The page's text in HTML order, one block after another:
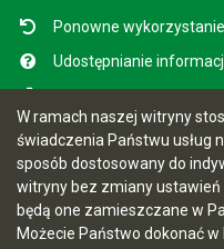
W ramach naszej witryny
świadczenia Państwu usług
sposób dostosowany do
witryny bez zmiany
będą one zamieszczane w
Możecie Państwo dokonać
Ponowne wykorzystanie
Udostępnianie
Instrukcja obsługi
Statystyki oglądalności
Ostatnio dodane
Ostatnia aktualizacja